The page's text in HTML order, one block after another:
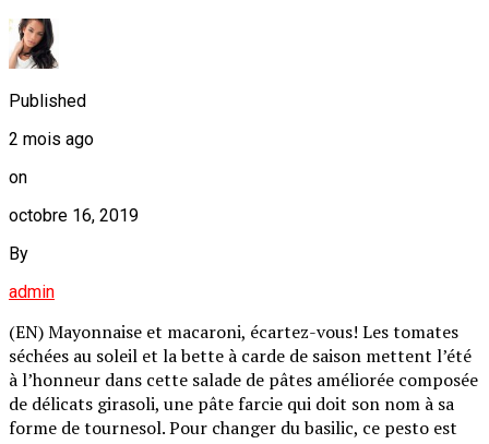
Published
2 mois ago
on
octobre 16, 2019
By
admin
(EN) Mayonnaise et macaroni, écartez-vous! Les tomates
séchées au soleil et la bette à carde de saison mettent l’été
à l’honneur dans cette salade de pâtes améliorée composée
de délicats girasoli, une pâte farcie qui doit son nom à sa
forme de tournesol. Pour changer du basilic, ce pesto est